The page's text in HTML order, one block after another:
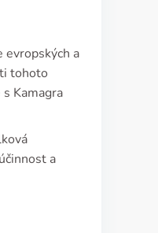
a
tohoto
Kamagra
a